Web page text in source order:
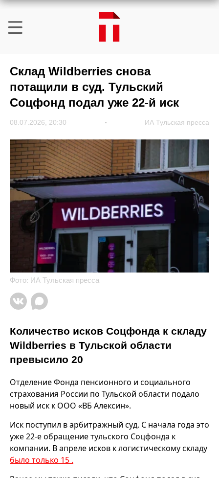
Склад Wildberries снова
потащили в суд. Тульский
Соцфонд подал уже 22-й иск
08.07.2026, 20:30 ИА Тульская пресса
Фото: ИА Тульская пресса
Количество исков Соцфонда к складу
Wildberries в Тульской области
превысило 20
Отделение Фонда пенсионного и социального
страхования России по Тульской области подало
новый иск к ООО «ВБ Алексин».
Иск поступил в арбитражный суд. С начала года это
уже 22-е обращение тульского Соцфонда к
компании. В апреле исков к логистическому складу
было только 15 .